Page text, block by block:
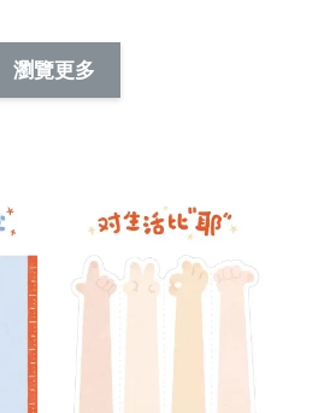
NT$ 19.00
NT$ 66.00
瀏覽更多